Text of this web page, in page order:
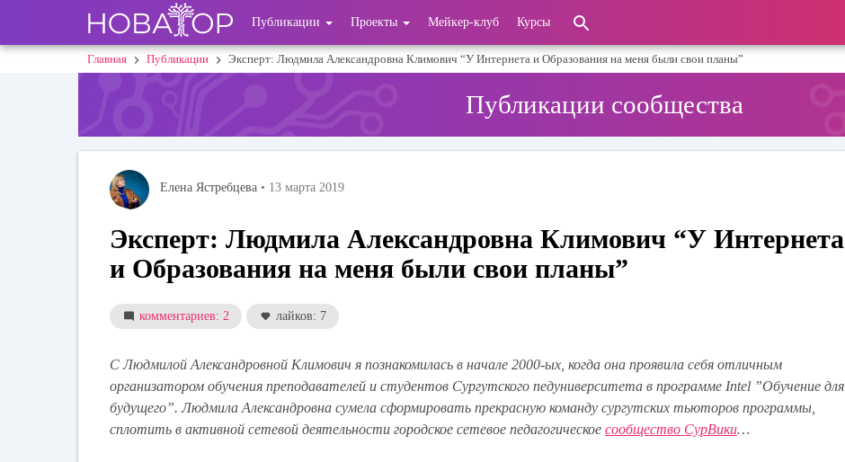
основному
User
account
Публикации Проекты Мейкер-клуб Курсы
Строка
Главная Публикации Эксперт: Людмила Александровна Климович “У Интернета и Образования на меня были свои планы”
Публикации сообщества
Елена Ястребцева • 13 марта 2019
Эксперт: Людмила Александровна Климович “У Интернета
и Образования на меня были свои планы”
комментариев: 2 лайков: 7
С Людмилой Александровной Климович я познакомилась в начале 2000-ых, когда она проявила себя отличным
организатором обучения преподавателей и студентов Сургутского педуниверситета в программе Intel ”Обучение для
будущего”. Людмила Александровна сумела сформировать прекрасную команду сургутских тьюторов программы,
сплотить в активной сетевой деятельности городское сетевое педагогическоесообщество СурВики…